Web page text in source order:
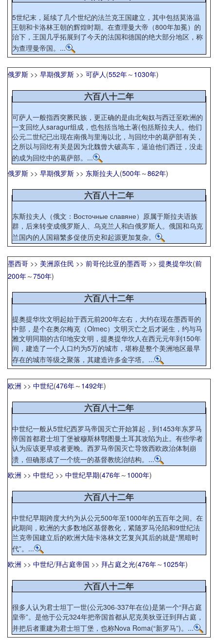
5世纪末，延续了几个世纪的法兰克王国建立，其中包括莫洛温
王朝和卡洛林王朝的辉煌时期。在查理曼大帝（800年加冕）的
治下，王国几乎拓展到了今天的法国和德国的绝大部分地区，称
为查理曼帝国。...
俄罗斯 >> 早期俄罗斯 >> 可萨人(552年～ 1030年)
六百八十二年
可萨人一般指西突厥民族，更正确的是由北匈奴与西迁至欧洲的
一支回纥人saragur组成，也包括当地土著(包括斯拉夫人。他们
公元二世纪已出现在南俄与里海以北，与回纥中的葛萨部有关，
之所以与回纥有关是因为北魏曾大破高车，逼迫他们西迁，没走
的成为回纥中的葛萨部。...
俄罗斯 >> 早期俄罗斯 >> 东斯拉夫人(500年～862年)
六百八十二年
东斯拉夫人（俄文：Восточные славяне）原属于斯拉夫语族
群，后来转变成俄罗斯人、乌克兰人和白俄罗斯人。俄国和乌克
兰国内的人国籍繁多促使历史和起源更加复杂。
墨西哥 >> 美洲原住民 >> 前哥伦比亚的墨西哥 >> 提奥提华坎(前
200年～750年)
六百八十二年
提奥提华坎文明起始于西元前200年左右，大约在现在墨西哥的
中部，是个在奥尔梅克（Olmec）文明灭亡之后才诞生，约与马
雅文明同期的古印地安文明，提奥提华坎人在西元元年到150年
间，建造了一个人口约为5万的城市，堪称是整个美洲地区最早
存在的城市等级之聚落，其建造许多金字塔。...
欧洲 >> 中世纪(476年～ 1492年)
六百八十二年
中世纪一般从5世纪西罗马帝国灭亡开始算起，到1453年东罗马
帝国首都君士坦丁堡被穆斯林鄂图曼土耳其攻陷为止。有些学者
认为应该更早或者更晚。西罗马帝国灭亡导致西欧政治体制崩
溃，但确形成了一个统一的基督教统治结构。...
欧洲 >> 中世纪 >> 中世纪早期(476年～ 1000年)
六百八十二年
中世纪早期跨度大约为从公元500年至1000年的五百年之间。在
此期间，欧洲的大多数地区基督教化，紧随罗马沦陷和9世纪法
兰克帝国建立后的欧洲大陆卡洛林文艺复兴其后的就是“黑暗时
代”。...
欧洲 >> 中世纪/拜占庭帝国 >> 拜占庭之光(476年～ 1025年)
六百八十二年
很多人认为君士坦丁一世(公元306-337年在位)是第一个“拜占庭
皇帝”。是他于公元324年把帝国首都从尼克美狄亚迁到拜占庭，
并把后者重建为君士坦丁堡，也称Nova Roma(“新罗马”)。...